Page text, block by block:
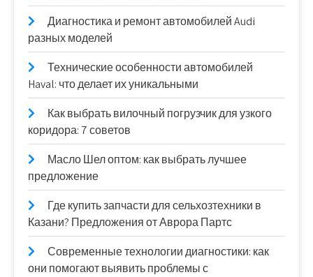
Диагностика и ремонт автомобилей Audi
разных моделей
Технические особенности автомобилей
Haval: что делает их уникальными
Как выбрать вилочный погрузчик для узкого
коридора: 7 советов
Масло Шел оптом: как выбрать лучшее
предложение
Где купить запчасти для сельхозтехники в
Казани? Предложения от Аврора Партс
Современные технологии диагностики: как
они помогают выявить проблемы с